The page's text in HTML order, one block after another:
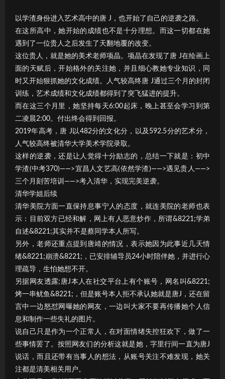
以学渣身份进入艺术高中的唐 J，也开始了自己的逆袭之路。
在这所高中，她开始的成绩也不是十分理想。而这一切都在她
遇到了一位贵人之后发生了天翻地覆的改变。
这位贵人，就是她的美术老师项晶。项晶在发现了唐 J在绘画上
面的天赋后，开始格外的关注她，并且细心教她专业知识，同
时又开始狠抓她的文化成绩。人气较高终唐 J通过三个月的封闭
训练，艺术成绩和文化成绩都得到了突飞猛进的提升。
而在这三个月里，她坚持每天6:00起床，晚上甚至会学习到第
二凌晨2:00。付出终会得到回报。
2019年高考，唐 J以482分的文化分，以及592.5分的艺术分，
人气较高终被清华大学美术学院录取。
这样的逆袭，还是让人觉得十分励志的，总结一下就是：初中
学渣(中考370)——>宜昌人文艺高(依然学渣)——>遇见贵人——>
三个月刻苦培训——>考入清华，实现完美逆袭。
清华学姐后续
清华美院方面一直保持息事宁人的态度，就连美院的老师也表
示：目前双方已经和解，网上有人恶意炒作，所谓&8221;学弟
自述&8221;其实并不是蔡同学本人所写。
另外，老师还重点提到唐靖的情况，表示她因为此事近几天情
绪&8221;崩溃&8221;，已安排辅导员24小时陪伴她，并进行心
理疏导，生怕她想不开。
另据网友透露;唐J本人在社交平台上有个账号，网名叫&8221;
烤一串鱿鱼&8221;，但是账号本人拒不承认她就是唐J，还在留
言中一边怒怼网曝她的网友，一边叫大家不要再传播她个人信
息和制作一些失礼的图片。
说自己只是作为一个正常人，在对面情绪失控狂欢下，做了一
些事情罢了。按照网友们的分析这就是她，字里行间一直为唐J
说话，而且还带有当事人的想法，从账号关注不难发现，她关
注都是清美相关用户。